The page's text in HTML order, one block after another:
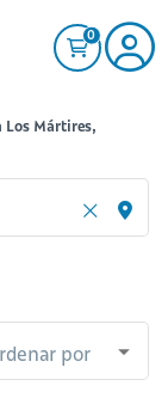
0
Los Mártires,
por